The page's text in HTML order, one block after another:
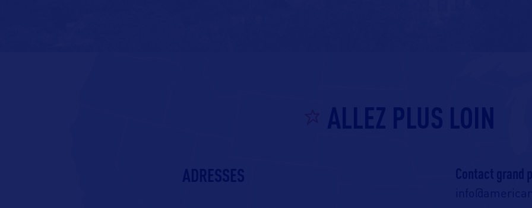
ALLEZ PLUS LOIN
ADRESSES Contact grand